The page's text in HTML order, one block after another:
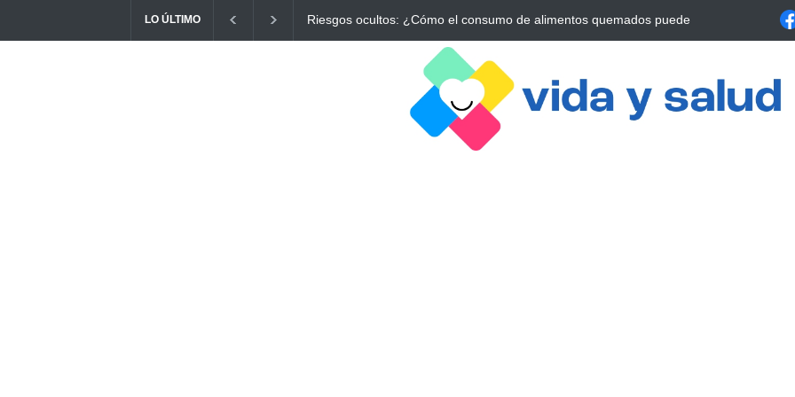
LO ÚLTIMO Ayuno Digital: La Estrategia Esencial para Mejorar tu Bienestar La conexión vital